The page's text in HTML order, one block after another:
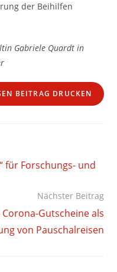
der Beihilfen
Gabriele Quardt in
BEITRAG DRUCKEN
für Forschungs- und
Nächster Beitrag
Gutscheine als
von Pauschalreisen